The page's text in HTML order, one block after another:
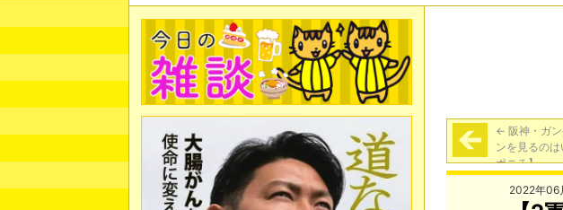
← 阪神・ガ
ンを見るの
ポニチ】
2022年06